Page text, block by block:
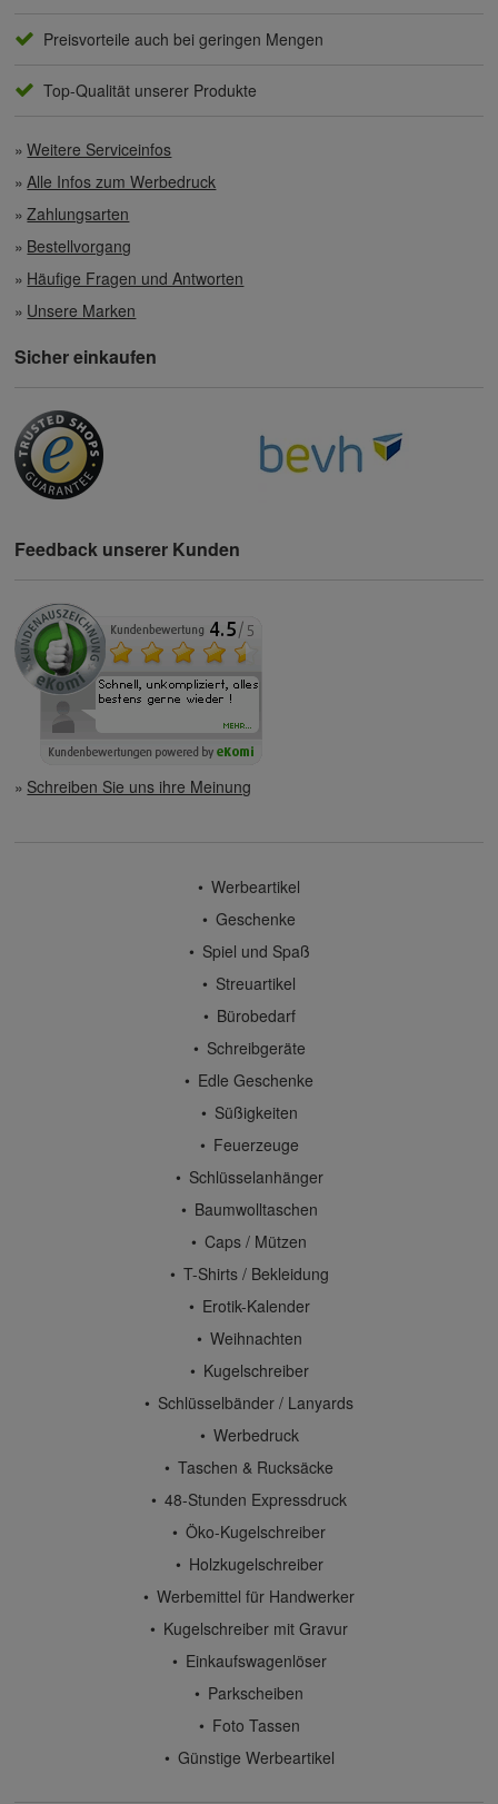
Preisvorteile auch bei geringen Mengen
Top-Qualität unserer Produkte
Weitere Serviceinfos
Alle Infos zum Werbedruck
Zahlungsarten
Bestellvorgang
Häufige Fragen und Antworten
Unsere Marken
Sicher einkaufen
Feedback unserer Kunden
Schreiben Sie uns ihre Meinung
Werbeartikel
Geschenke
Spiel und Spaß
Streuartikel
Bürobedarf
Schreibgeräte
Edle Geschenke
Süßigkeiten
Feuerzeuge
Schlüsselanhänger
Baumwolltaschen
Caps / Mützen
T-Shirts / Bekleidung
Erotik-Kalender
Weihnachten
Kugelschreiber
Schlüsselbänder / Lanyards
Werbedruck
Taschen & Rucksäcke
48-Stunden Expressdruck
Öko-Kugelschreiber
Holzkugelschreiber
Werbemittel für Handwerker
Kugelschreiber mit Gravur
Einkaufswagenlöser
Parkscheiben
Foto Tassen
Günstige Werbeartikel